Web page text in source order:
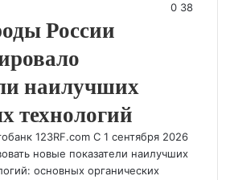
0 38
России
наилучших
технологий
123RF.com С 1 сентября 2026
новые показатели наилучших
основных органических